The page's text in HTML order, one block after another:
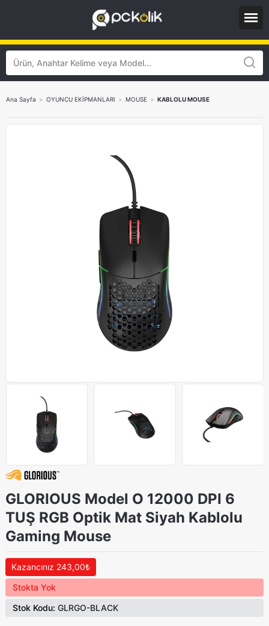
Ana Sayfa > OYUNCU EKİPMANLARI > MOUSE > KABLOLU MOUSE
GLORIOUS Model O 12000 DPI 6
TUŞ RGB Optik Mat Siyah Kablolu
Gaming Mouse
Kazancınız 243,00₺
Stokta Yok
Stok Kodu: GLRGO-BLACK